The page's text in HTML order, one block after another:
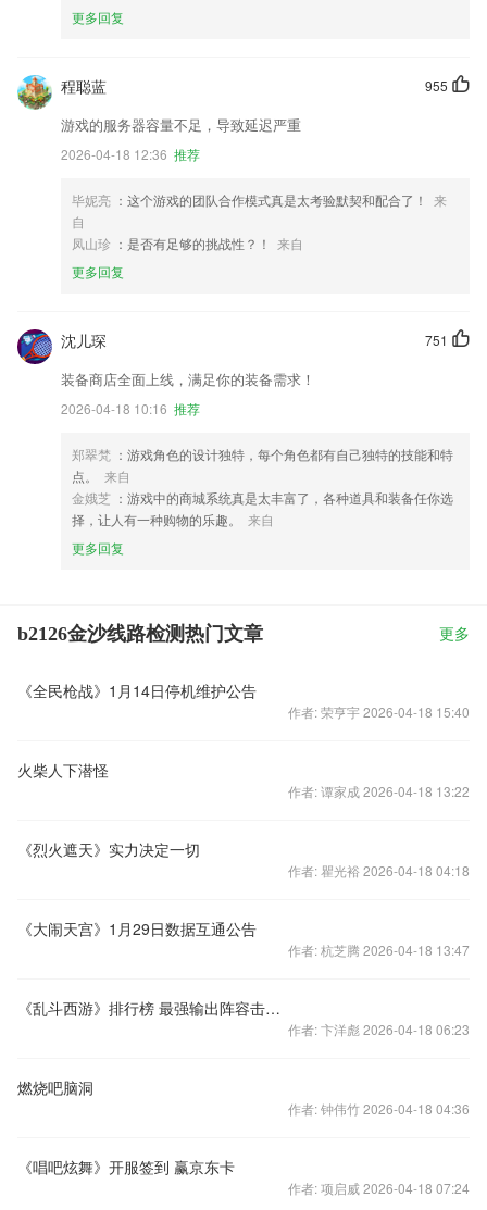
更多回复
955
程聪蓝
游戏的服务器容量不足，导致延迟严重
2026-04-18 12:36 推荐
毕妮亮 ：这个游戏的团队合作模式真是太考验默契和配合了！
来
自
凤山珍 ：是否有足够的挑战性？！
来自
更多回复
751
沈儿琛
装备商店全面上线，满足你的装备需求！
2026-04-18 10:16 推荐
郑翠梵 ：游戏角色的设计独特，每个角色都有自己独特的技能和特
点。
来自
金娥芝 ：游戏中的商城系统真是太丰富了，各种道具和装备任你选
择，让人有一种购物的乐趣。
来自
更多回复
b2126金沙线路检测热门文章 更多
《全民枪战》1月14日停机维护公告
作者: 荣亨宇 2026-04-18 15:40
火柴人下潜怪
作者: 谭家成 2026-04-18 13:22
《烈火遮天》实力决定一切
作者: 瞿光裕 2026-04-18 04:18
《大闹天宫》1月29日数据互通公告
作者: 杭芝腾 2026-04-18 13:47
《乱斗西游》排行榜 最强输出阵容击溃肉盾联盟
作者: 卞洋彪 2026-04-18 06:23
燃烧吧脑洞
作者: 钟伟竹 2026-04-18 04:36
《唱吧炫舞》开服签到 赢京东卡
作者: 项启威 2026-04-18 07:24